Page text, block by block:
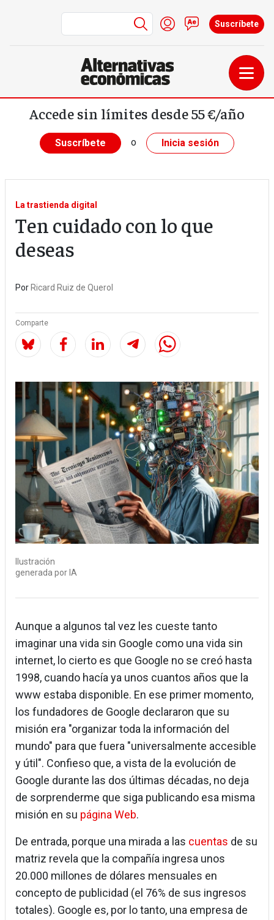
Pasar al contenido principal
Menú de cuenta de
Iniciar sesión
Contacto
Suscríbete
Accede sin límites desde 55 €/año
Suscríbete o Inicia sesión
La trastienda digital
Ten cuidado con lo que
deseas
Por Ricard Ruiz de Querol
Comparte
Ilustración
generada por IA
Aunque a algunos tal vez les cueste tanto
imaginar una vida sin Google como una vida sin
internet, lo cierto es que Google no se creó hasta
1998, cuando hacía ya unos cuantos años que la
www estaba disponible. En ese primer momento,
los fundadores de Google declararon que su
misión era "organizar toda la información del
mundo" para que fuera "universalmente accesible
y útil". Confieso que, a vista de la evolución de
Google durante las dos últimas décadas, no deja
de sorprenderme que siga publicando esa misma
misión en su página Web.
De entrada, porque una mirada a las cuentas de su
matriz revela que la compañía ingresa unos
20.000 millones de dólares mensuales en
concepto de publicidad (el 76% de sus ingresos
totales). Google es, por lo tanto, una empresa de